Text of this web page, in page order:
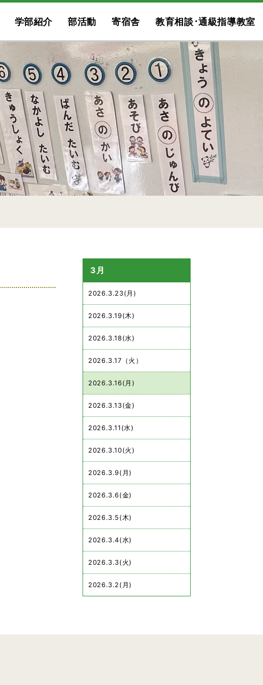
学部紹介 部活動 寄宿舎 教育相談･通級指導教室
3月
2026.3.23(月)
2026.3.19(木)
2026.3.18(水)
2026.3.17（火）
2026.3.16(月)
2026.3.13(金)
2026.3.11(水)
2026.3.10(火)
2026.3.9(月)
2026.3.6(金)
2026.3.5(木)
2026.3.4(水)
2026.3.3(火)
2026.3.2(月)